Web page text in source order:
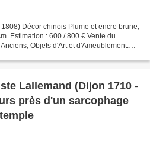
Décor chinois Plume et encre brune,
Estimation : 600 / 800 € Vente du
Objets d'Art et d'Ameublement.
Lallemand (Dijon 1710 -
près d'un sarcophage